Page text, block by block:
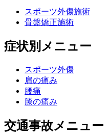
スポーツ外傷施術
骨盤矯正施術
症状別メニュー
スポーツ外傷
肩の痛み
腰痛
膝の痛み
交通事故メニュー